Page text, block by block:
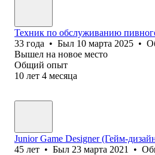
Техник по обслуживанию
33 года • Был 10 марта 2025 •
Вышел на новое место
Общий опыт
10 лет 4 месяца
Junior Game Designer (Гейм-
45 лет • Был 23 марта 2021 •